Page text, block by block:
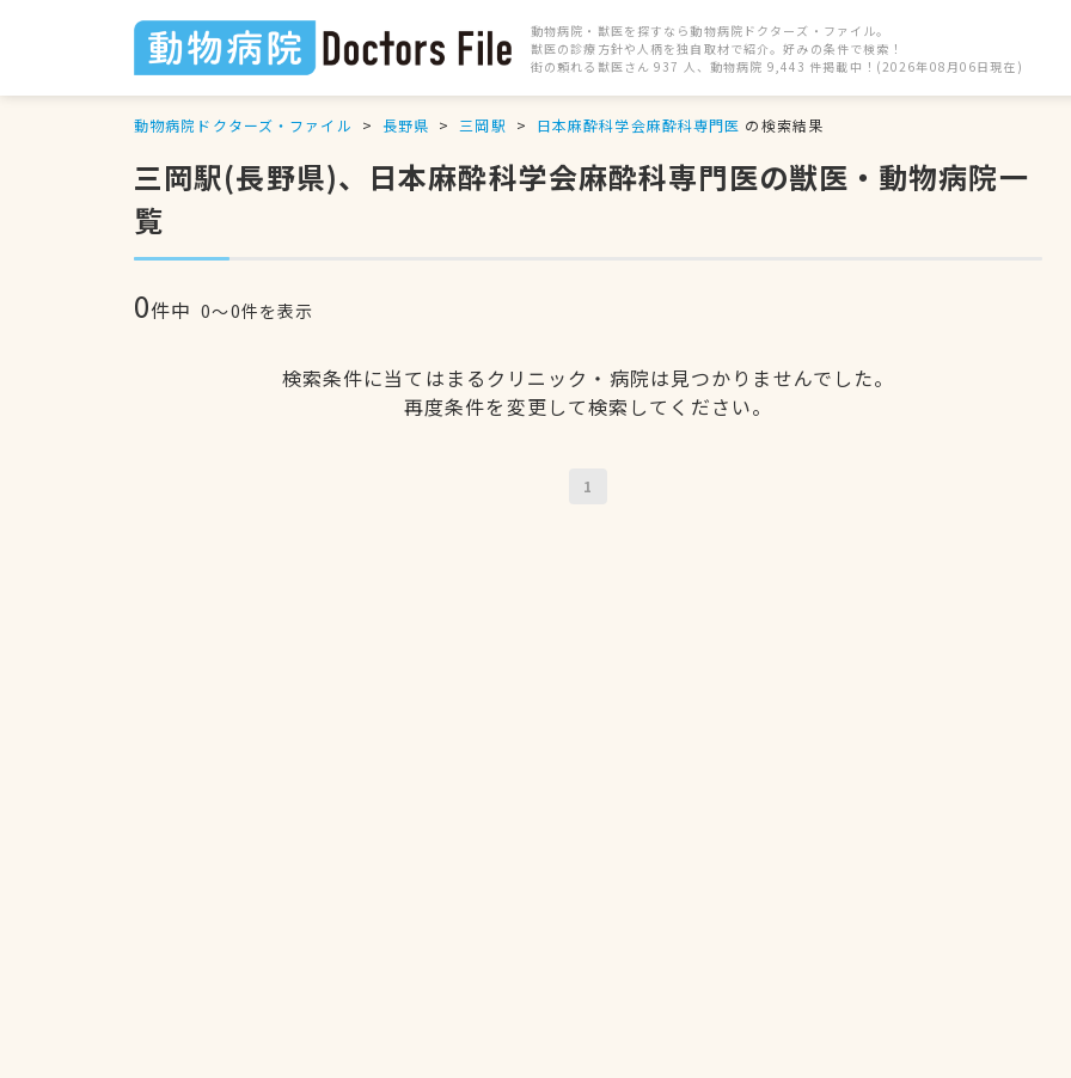
動物病院・獣医を探すなら動物病院ドクターズ・ファイル。
獣医の診療方針や人柄を独自取材で紹介。好みの条件で検索！
街の頼れる獣医さん 937 人、動物病院 9,443 件掲載中！(2026年08月06日現在)
動物病院ドクターズ・ファイル 長野県 三岡駅 日本麻酔科学会麻酔科専門医 の検索結果
三岡駅(長野県)、日本麻酔科学会麻酔科専門医の獣医・動物病院一
覧
0件中 0〜0件を表示
検索条件に当てはまるクリニック・病院は見つかりませんでした。
再度条件を変更して検索してください。
1